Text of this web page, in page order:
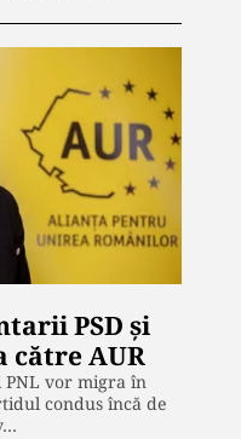
PSD și
către AUR
PNL vor migra în
condus încă de